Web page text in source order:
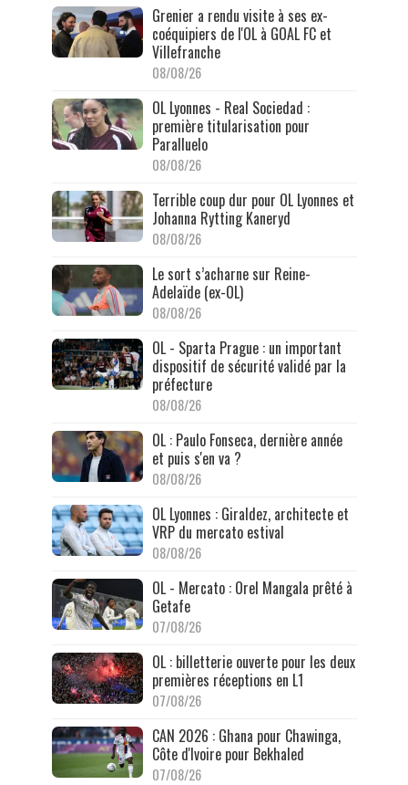
Grenier a rendu visite à ses ex-
coéquipiers de l'OL à GOAL FC et
Villefranche
08/08/26
OL Lyonnes - Real Sociedad :
première titularisation pour
Paralluelo
08/08/26
Terrible coup dur pour OL Lyonnes et
Johanna Rytting Kaneryd
08/08/26
Le sort s’acharne sur Reine-
Adelaïde (ex-OL)
08/08/26
OL - Sparta Prague : un important
dispositif de sécurité validé par la
préfecture
08/08/26
OL : Paulo Fonseca, dernière année
et puis s'en va ?
08/08/26
OL Lyonnes : Giraldez, architecte et
VRP du mercato estival
08/08/26
OL - Mercato : Orel Mangala prêté à
Getafe
07/08/26
OL : billetterie ouverte pour les deux
premières réceptions en L1
07/08/26
CAN 2026 : Ghana pour Chawinga,
Côte d'Ivoire pour Bekhaled
07/08/26